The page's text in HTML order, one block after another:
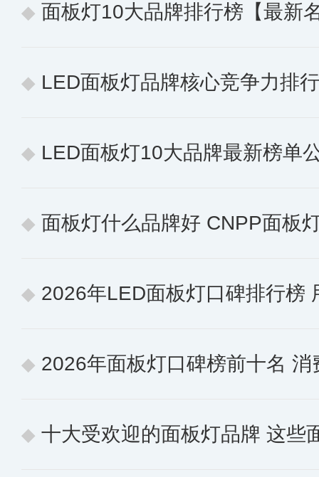
面板灯10大品牌排行榜【最新
LED面板灯品牌核心竞争力排行榜 10个
LED面板灯10大品牌最新榜单公布
面板灯什么品牌好 CNPP面板灯十
2026年LED面板灯口碑排行榜 用户
2026年面板灯口碑榜前十名 消费
十大受欢迎的面板灯品牌 这些